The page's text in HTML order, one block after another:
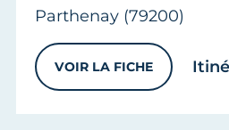
Parthenay (79200)
VOIR LA FICHE
DEUX-SÈVRES